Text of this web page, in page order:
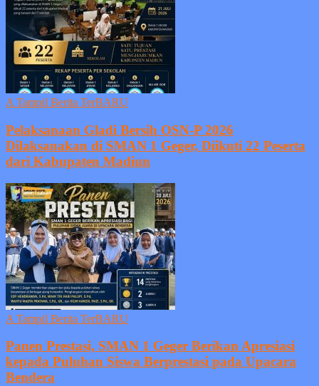
A Tampil Berita TerBARU
Pelaksanaan Gladi Bersih OSN-P 2026
Dilaksanakan di SMAN 1 Geger, Diikuti 22 Peserta
dari Kabupaten Madiun
A Tampil Berita TerBARU
Panen Prestasi, SMAN 1 Geger Berikan Apresiasi
kepada Puluhan Siswa Berprestasi pada Upacara
Bendera